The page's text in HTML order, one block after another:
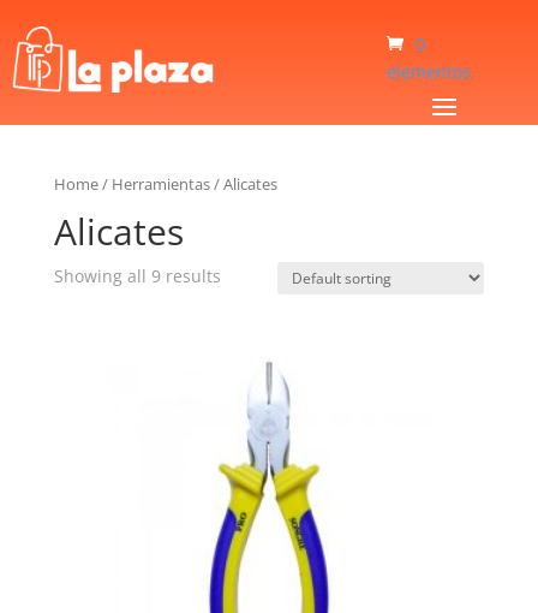
0
elementos
Home/ Herramientas/Alicates
Alicates
Showing all 9 results